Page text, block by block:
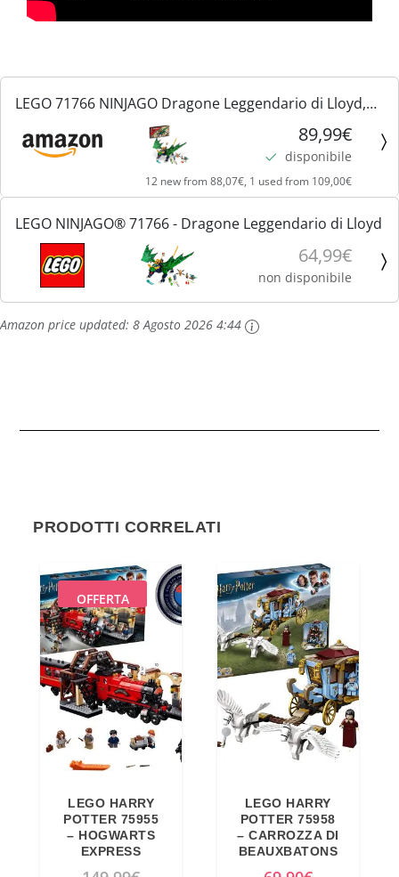
LEGO 71766 NINJAGO Dragone Leggendario di Lloyd,
Set di Costruzioni con Drago Giocattolo Snodabile e
Minifigure, Giochi per Bambini, Idee Regalo
89,99€
disponibile
12 new from 88,07€, 1 used from 109,00€
LEGO NINJAGO® 71766 - Dragone Leggendario di Lloyd
64,99€
non disponibile
Amazon price updated: 8 Agosto 2026 4:44
PRODOTTI CORRELATI
OFFERTA
LEGO HARRY
POTTER 75955
– HOGWARTS
EXPRESS
LEGO HARRY
POTTER 75958
– CARROZZA DI
BEAUXBATONS